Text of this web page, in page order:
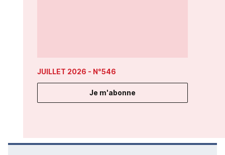
JUILLET 2026 - N°546
Je m'abonne